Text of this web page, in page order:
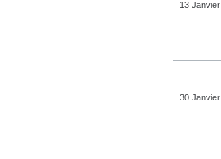
13 Janvier
30 Janvier